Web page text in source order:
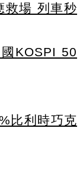
救場 列車秒
KOSPI 50
比利時巧克